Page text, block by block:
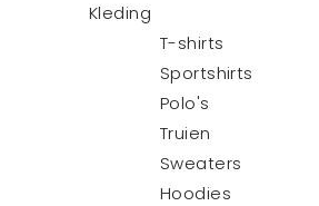
Kleding
T-shirts
Sportshirts
Polo's
Truien
Sweaters
Hoodies